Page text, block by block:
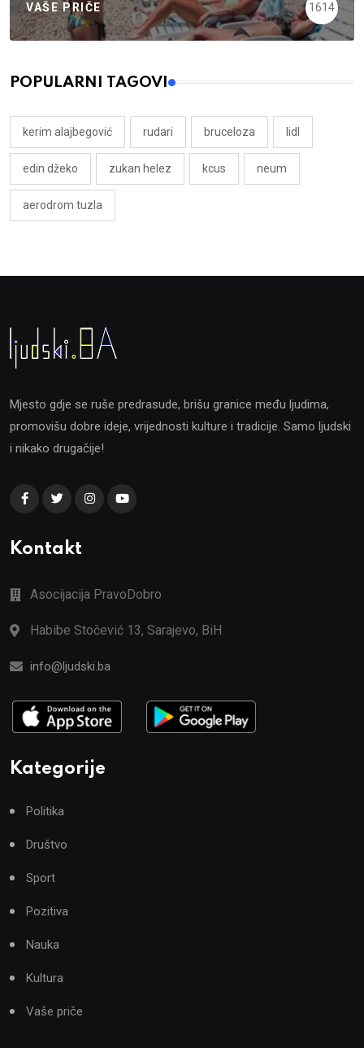
VAŠE PRIČE 1614
POPULARNI TAGOVI
kerim alajbegović rudari bruceloza lidl
edin džeko zukan helez kcus neum
aerodrom tuzla
Mjesto gdje se ruše predrasude, brišu granice među ljudima,
promovišu dobre ideje, vrijednosti kulture i tradicije. Samo ljudski
i nikako drugačije!
Kontakt
Asocijacija PravoDobro
Habibe Stočević 13, Sarajevo, BiH
info@ljudski.ba
Kategorije
Politika
Društvo
Sport
Pozitiva
Nauka
Kultura
Vaše priče